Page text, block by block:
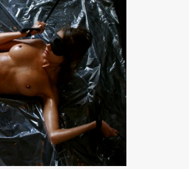
Likimo
Posted On2009/06/18 In